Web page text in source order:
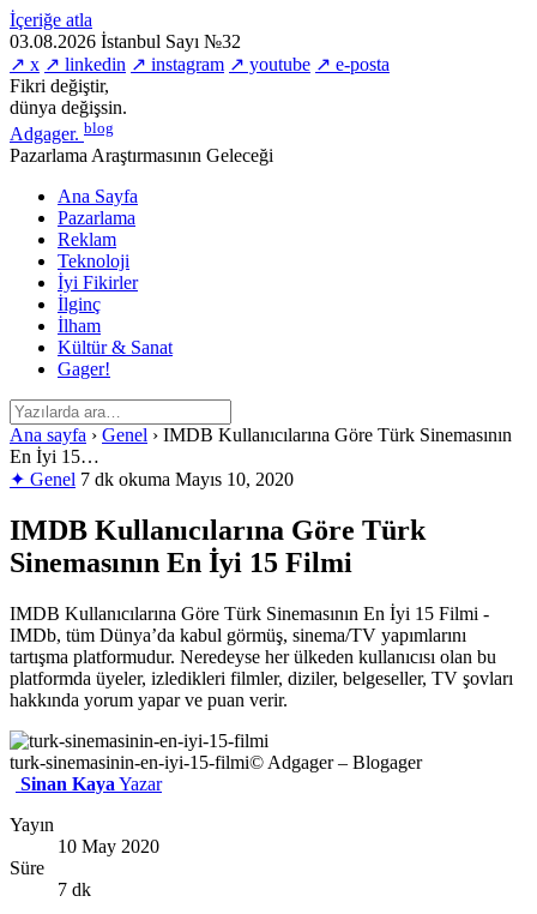
İçeriğe atla
03.08.2026 İstanbul Sayı №32
↗ x ↗ linkedin ↗ instagram ↗ youtube ↗ e-posta
Fikri değiştir,
dünya değişsin.
Adgager. blog
Pazarlama Araştırmasının Geleceği
Ana Sayfa
Pazarlama
Reklam
Teknoloji
İyi Fikirler
İlginç
İlham
Kültür & Sanat
Gager!
Ana sayfa › Genel › IMDB Kullanıcılarına Göre Türk Sinemasının
En İyi 15…
✦ Genel 7 dk okuma Mayıs 10, 2020
IMDB Kullanıcılarına Göre Türk
Sinemasının En İyi 15 Filmi
IMDB Kullanıcılarına Göre Türk Sinemasının En İyi 15 Filmi -
IMDb, tüm Dünya’da kabul görmüş, sinema/TV yapımlarını
tartışma platformudur. Neredeyse her ülkeden kullanıcısı olan bu
platformda üyeler, izledikleri filmler, diziler, belgeseller, TV şovları
hakkında yorum yapar ve puan verir.
turk-sinemasinin-en-iyi-15-filmi© Adgager – Blogager
Sinan Kaya Yazar
Yayın
10 May 2020
Süre
7 dk